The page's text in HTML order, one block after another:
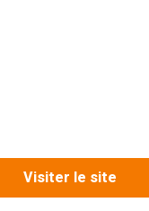
Visiter le site